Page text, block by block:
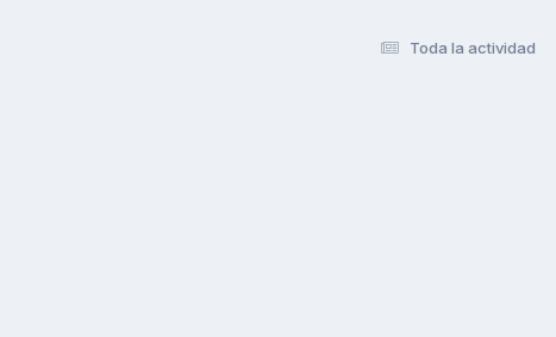
Toda la actividad